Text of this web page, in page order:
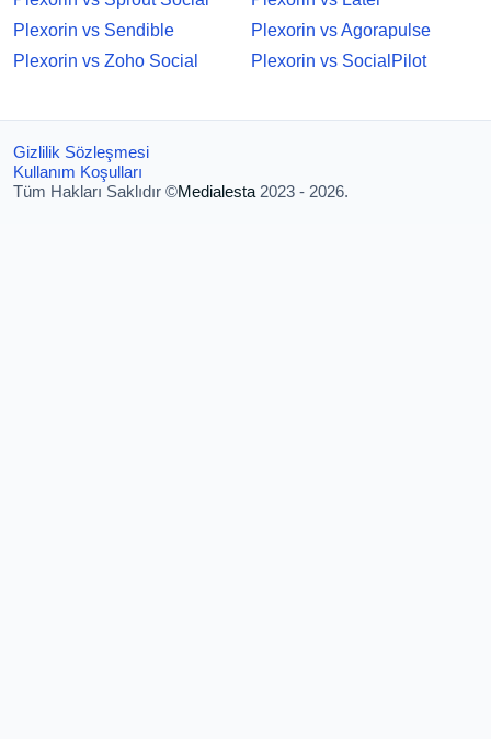
Plexorin vs Sendible
Plexorin vs Agorapulse
Plexorin vs Zoho Social
Plexorin vs SocialPilot
Gizlilik Sözleşmesi
Kullanım Koşulları
Tüm Hakları Saklıdır ©Medialesta 2023 - 2026.